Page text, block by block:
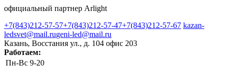
официальный партнер Arlight
+7(843)212-57-57+7(843)212-57-47+7(843)212-57-67 kazan-
ledsvet@mail.rugeni-led@mail.ru
Казань, Восстания ул., д. 104 офис 203
Работаем:
Пн-Вс 9-20